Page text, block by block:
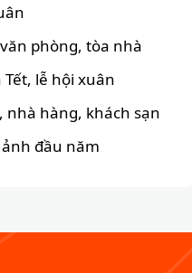
phòng, tòa nhà
lễ hội xuân
hàng, khách sạn
đầu năm